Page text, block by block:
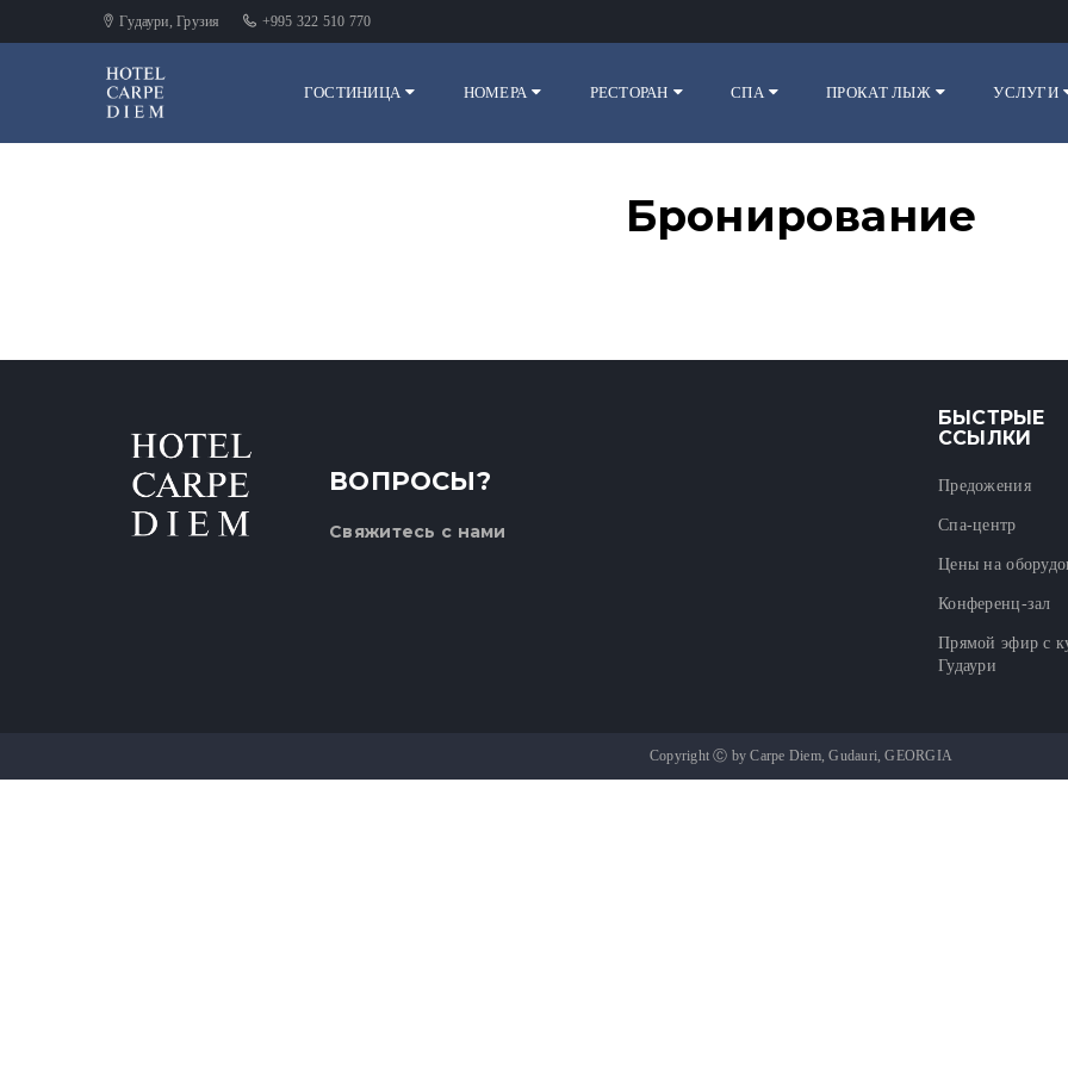
Гудаури, Грузия +995 322 510 770
ГОСТИНИЦА НОМЕРА РЕСТОРАН СПА ПРОКАТ ЛЫЖ УСЛУГИ
Бронирование
ВОПРОСЫ?
Свяжитесь с нами
БЫСТРЫЕ
ССЫЛКИ
Предожения
Спа-центр
Цены на
Конференц-зал
Прямой эфир с
Гудаури
Copyright Ⓒ by Carpe Diem, Gudauri, GEORGIA